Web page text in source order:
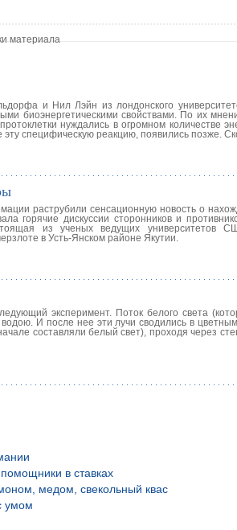
материала
и Нил Лэйн из лондонского
биоэнергетическими свойствами. По их
нуждались в огромном количестве
специфическую реакцию, появились позже.
раструбили сенсационную новость о
горячие дискуссии сторонников и
из ученых ведущих
в Усть-Янском районе Якутии.
эксперимент. Поток белого света
И после нее эти лучи сводились в
составляли белый свет), проходя через
в ставках
медом, свекольный квас
умом